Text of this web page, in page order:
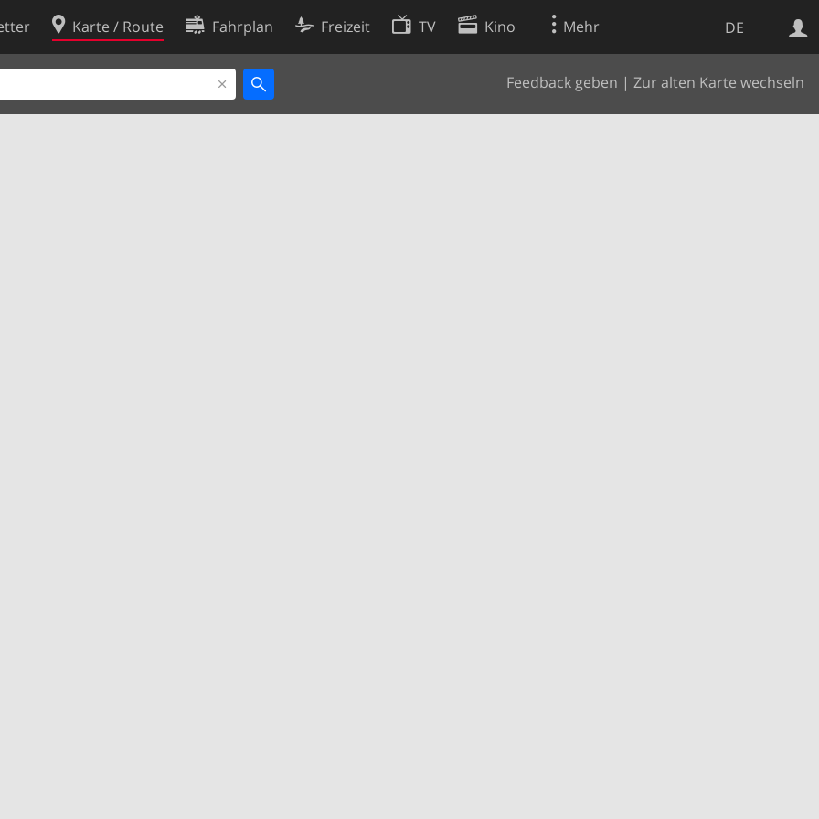
DE
Karte / Route Fahrplan Freizeit TV Kino Mehr
Feedback geben | Zur alten Karte wechseln
Websuche
Cookie-Richtlinie
Cookie-Einstellungen